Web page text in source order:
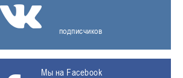
подписчиков
Мы на Facebook